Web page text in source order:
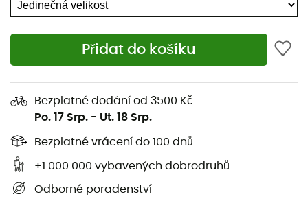
Přidat do košíku
Bezplatné dodání od 3500 Kč
Po. 17 Srp. - Ut. 18 Srp.
Bezplatné vrácení do 100 dnů
+1 000 000 vybavených dobrodruhů
Odborné poradenství
spojencem pro přípravu a prožití vašeho dobrodružství.
Tato nan IGN (měřítko 1 : 25 000) je velmi přesná a
obsahuje všechny potřebné detaily pro pohyb po
stezkách a silnicích Saint-Pierre (Réunion) a objevování
jeho mnoha pokladů: reliéfy, vodní toky, útočiště a další
pozoruhodná místa... Kromě vašeho orientačního smyslu
je podle nás tato turistická nan IGN nezbytná ve vašem